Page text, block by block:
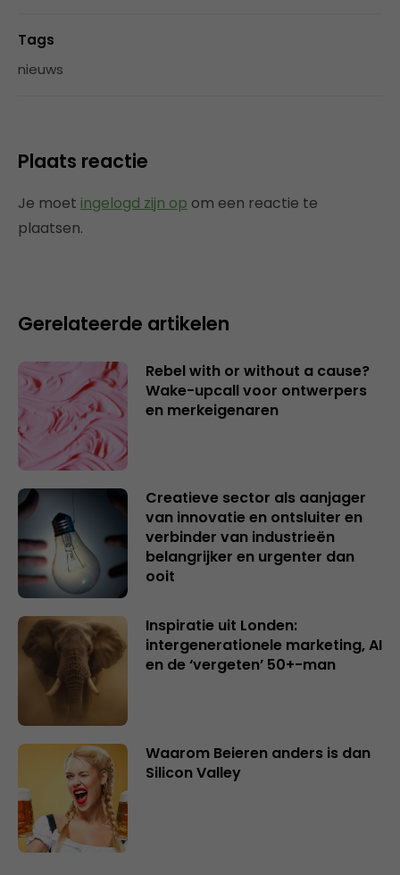
Tags
nieuws
Plaats reactie
Je moet ingelogd zijn op om een reactie te
plaatsen.
Gerelateerde artikelen
Rebel with or without a cause?
Wake-upcall voor ontwerpers
en merkeigenaren
Creatieve sector als aanjager
van innovatie en ontsluiter en
verbinder van industrieën
belangrijker en urgenter dan
ooit
Inspiratie uit Londen:
intergenerationele marketing, AI
en de ‘vergeten’ 50+-man
Waarom Beieren anders is dan
Silicon Valley